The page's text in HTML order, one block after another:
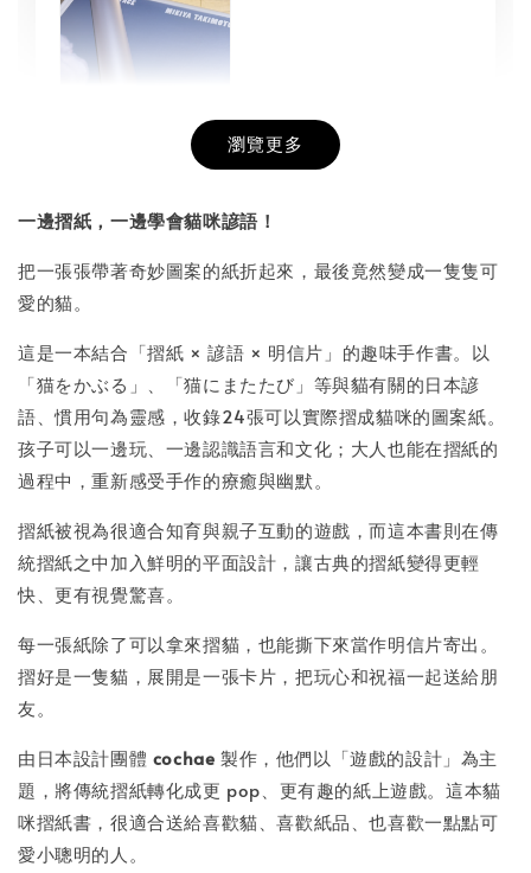
NT$ 50
- +
瀏覽更多
一邊摺紙，一邊學會貓咪諺語！
把一張張帶著奇妙圖案的紙折起來，最後竟然變成一隻隻可
愛的貓。
這是一本結合「摺紙 × 諺語 × 明信片」的趣味手作書。以
「猫をかぶる」、「猫にまたたび」等與貓有關的日本諺
語、慣用句為靈感，收錄24張可以實際摺成貓咪的圖案紙。
孩子可以一邊玩、一邊認識語言和文化；大人也能在摺紙的
過程中，重新感受手作的療癒與幽默。
摺紙被視為很適合知育與親子互動的遊戲，而這本書則在傳
統摺紙之中加入鮮明的平面設計，讓古典的摺紙變得更輕
快、更有視覺驚喜。
每一張紙除了可以拿來摺貓，也能撕下來當作明信片寄出。
摺好是一隻貓，展開是一張卡片，把玩心和祝福一起送給朋
友。
由日本設計團體 cochae 製作，他們以「遊戲的設計」為主
題，將傳統摺紙轉化成更 pop、更有趣的紙上遊戲。這本貓
咪摺紙書，很適合送給喜歡貓、喜歡紙品、也喜歡一點點可
愛小聰明的人。